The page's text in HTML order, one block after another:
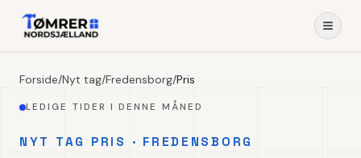
Forside/Nyt tag/Fredensborg/Pris
LEDIGE TIDER I DENNE MÅNED
NYT TAG PRIS · FREDENSBORG